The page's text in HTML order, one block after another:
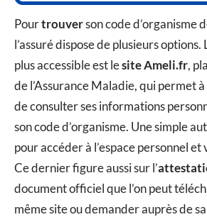
Pourtrouverson code d’organisme
l’assuré dispose de plusieurs options.
plus accessible est lesite Ameli.fr,
de l’Assurance Maladie, qui permet
de consulter ses informations
son code d’organisme. Une simple
pour accéder à l’espace personnel et
Ce dernier figure aussi sur l’
document officiel que l’on peut
même site ou demander auprès de